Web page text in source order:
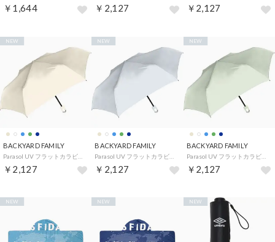
￥1,644 ￥2,127 ￥2,127
BACKYARD FAMILY
￥2,127
NEW
BACKYARD FAMILY
￥2,127
NEW
BACKYARD FAMILY
Parasol UV フラットカラビナ折 55cm 手開き （ミント）
￥2,127
NEW
NEW NEW NEW